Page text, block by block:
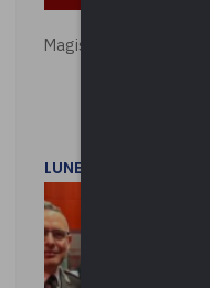
Magistratura e
LUNEDì 1 DICEMBRE